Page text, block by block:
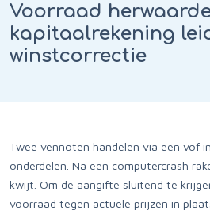
Voorraad
kapitaalrekening
winstcorrectie
Twee vennoten handelen via een vof
onderdelen. Na een computercrash
kwijt. Om de aangifte sluitend te
voorraad tegen actuele prijzen in